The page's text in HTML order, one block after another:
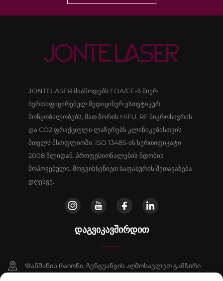
JONTELASER მიაწოდებს FDA/CE-ს მიერ
სერთიფიცირებულ მედიცინურ ესთეტიკურ
მოწყობილობებს, მათ შორის HIFU, RF მიკროსივრის
და CO2 ფრაქციული ლაზერებს კლინიკებისთვის
მთელს მსოფლიოში. ISO 13485-ის სერთიფიკატი
2008 წლიდან. პროფესიონალების ნდობის
მოპოვებული. მოგვიხსენიეთ საფასურის შეთავაზება
დღესვე.
ᲓᲐᲒᲕᲘᲙᲐᲕᲨᲘᲠᲓᲘᲗ
Ფანშანის რაიონი, ჩენგუანგის აღმოსავლეთ გამზირი